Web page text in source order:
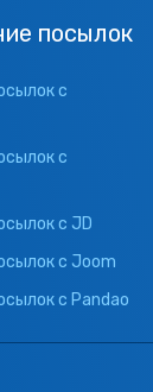
посылок
с
с
с JD
с Joom
с Pandao